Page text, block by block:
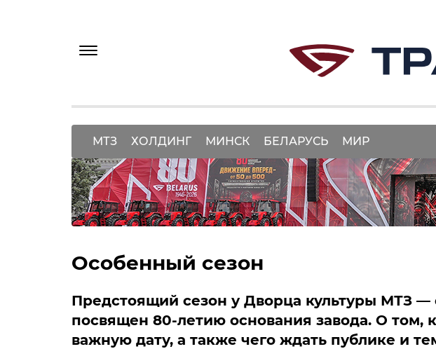
МТЗ ХОЛДИНГ МИНСК БЕЛАРУСЬ МИР
Особенный сезон
Предстоящий сезон у Дворца культуры МТЗ —
посвящен 80-летию основания завода. О том,
важную дату, а также чего ждать публике и